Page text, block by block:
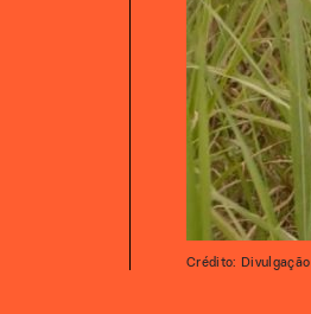
Crédito: Divulgação